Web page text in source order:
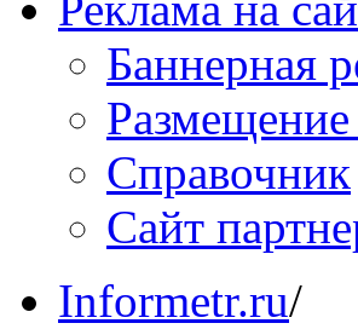
Баннерная
Справочник
Сайт
Informetr.ru/